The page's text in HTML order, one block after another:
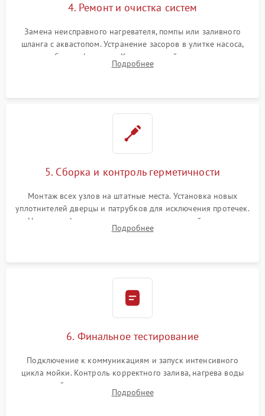
4. Ремонт и очистка систем
Замена неисправного нагревателя, помпы или заливного
шланга с аквастопом. Устранение засоров в улитке насоса,
патрубках и фильтрах. Компонентный ремонт платы
управления, восстановление поврежденной проводки.
Подробнее
5. Сборка и контроль герметичности
Монтаж всех узлов на штатные места. Установка новых
уплотнителей дверцы и патрубков для исключения протечек.
Надежная фиксация хомутов гидравлической системы,
сборка корпуса и установка датчика поплавка.
Подробнее
6. Финальное тестирование
Подключение к коммуникациям и запуск интенсивного
цикла мойки. Контроль корректного залива, нагрева воды
до нужной температуры, отсутствия посторонних шумов,
штатного слива и абсолютной сухости в поддоне.
Подробнее